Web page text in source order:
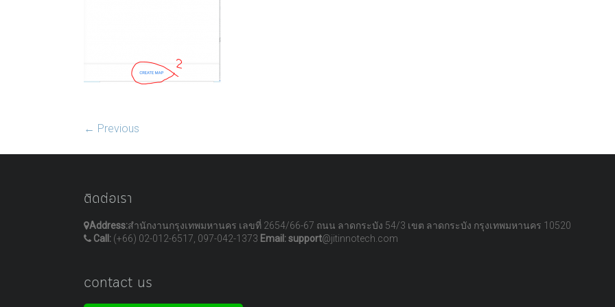
← Previous
ติดต่อเรา
Address:สำนักงานกรุงเทพมหานคร เลขที่ 2654/66-67 ถนน ลาดกระบัง 54/3 เขต ลาดกระบัง กรุงเทพมหานคร 10520
Call: (+66) 02-012-6517, 097-042-1373 Email: support@jitinnotech.com
contact us